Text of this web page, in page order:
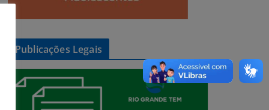
Publicações Legais